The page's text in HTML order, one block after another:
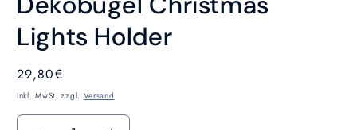
Modal
öffnen
Lights Holder
Normaler
Preis
29,80€
Inkl. MwSt. zzgl. Versand
Anzahl